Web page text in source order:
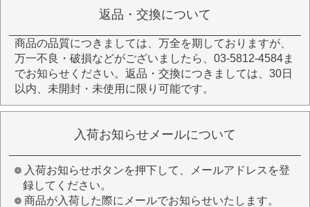
返品・交換について
商品の品質につきましては、万全を期しておりますが、
万一不良・破損などがございましたら、03-5812-4584ま
でお知らせください。返品・交換につきましては、30日
以内、未開封・未使用に限り可能です。
入荷お知らせメールについて
入荷お知らせボタンを押下して、メールアドレスを登
録してください。
商品が入荷した際にメールでお知らせいたします。